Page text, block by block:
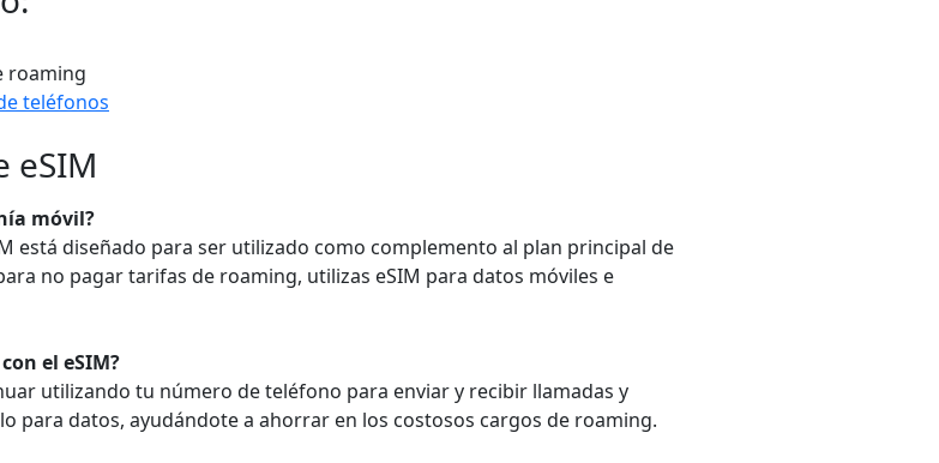
roaming
teléfonos
eSIM
móvil?
está diseñado para ser utilizado como complemento al plan principal de
no pagar tarifas de roaming, utilizas eSIM para datos móviles e
el eSIM?
utilizando tu número de teléfono para enviar y recibir llamadas y
para datos, ayudándote a ahorrar en los costosos cargos de roaming.